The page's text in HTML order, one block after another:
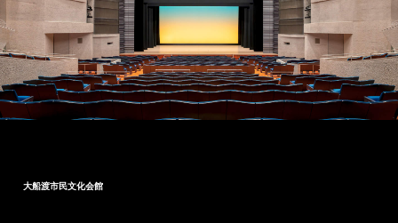
大船渡市民文化会館